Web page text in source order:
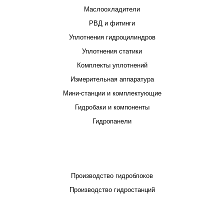
Маслоохладители
РВД и фитинги
Уплотнения гидроцилиндров
Уплотнения статики
Комплекты уплотнений
Измерительная аппаратура
Мини-станции и комплектующие
Гидробаки и компоненты
Гидропанели
Производство гидроблоков
Производство гидростанций